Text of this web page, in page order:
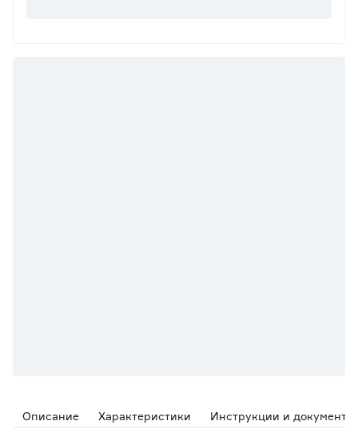
Описание Характеристики Инструкции и документы